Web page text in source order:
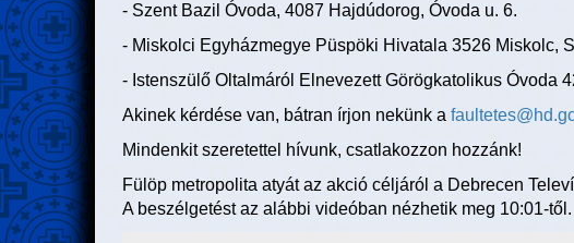
- Szent Bazil Óvoda, 4087 Hajdúdorog, Óvoda u. 6.
- Miskolci Egyházmegye Püspöki Hivatala 3526 Miskolc,
- Istenszülő Oltalmáról Elnevezett Görögkatolikus Óvoda
Akinek kérdése van, bátran írjon nekünk a
Mindenkit szeretettel hívunk, csatlakozzon hozzánk!
Fülöp metropolita atyát az akció céljáról a Debrecen
A beszélgetést az alábbi videóban nézhetik meg 10:01-től.